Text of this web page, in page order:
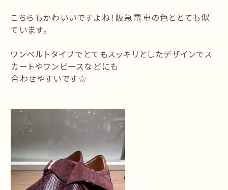
こちらもかわいいですよね！阪急電車の色ととても似
ています。
ワンベルトタイプでとてもスッキリとしたデザインでス
カートやワンピースなどにも
合わせやすいです☆